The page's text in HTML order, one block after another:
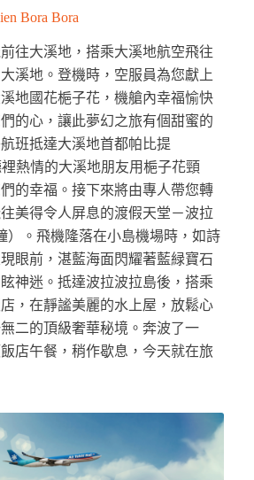
Bora Bora
往大溪地，搭乘大溪地航空飛往
大溪地。登機時，空服員為您獻上
地國花梔子花，機艙內幸福愉快
的心，讓此夢幻之旅有個甜蜜的
班抵達大溪地首都帕比提
裡熱情的大溪地朋友用梔子花頸
的幸福。接下來將由專人帶您轉
美得令人屏息的渡假天堂－波拉
）。飛機隆落在小島機場時，如詩
眼前，湛藍海面閃耀著藍緑寶石
神迷。抵達波拉波拉島後，搭乘
，在靜謐美麗的水上屋，放鬆心
二的頂級奢華秘境。奔波了一
店午餐，稍作歇息，今天就在旅